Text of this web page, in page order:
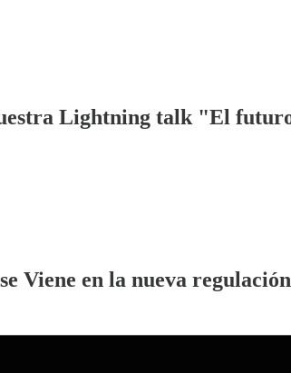
Lightning talk "El
Viene en la nueva